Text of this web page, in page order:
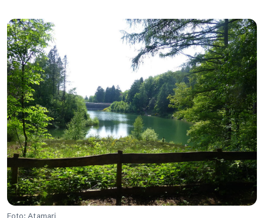
Foto: Atamari